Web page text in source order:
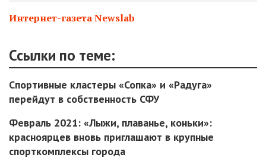
Интернет-газета Newslab
Ссылки по теме:
Спортивные кластеры «Сопка» и «Радуга»
перейдут в собственность СФУ
Февраль 2021: «Лыжи, плаванье, коньки»:
красноярцев вновь приглашают в крупные
спорткомплексы города